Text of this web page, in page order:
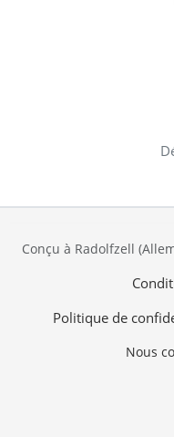
Conçu à Radolfzell
Politique de
Nous